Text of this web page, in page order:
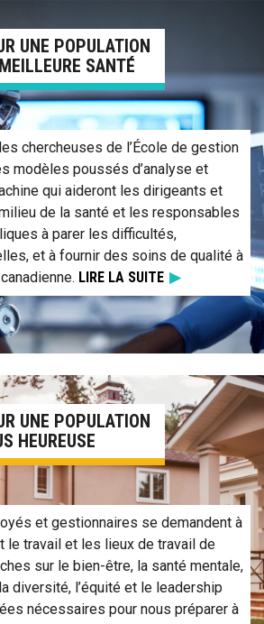
pour une population plus en
UNE POPULATION
SANTÉ
chercheuses de l’École de gestion
modèles poussés d’analyse et
qui aideront les dirigeants et
de la santé et les responsables
à parer les difficultés,
et à fournir des soins de qualité à
LIRE LA SUITE
pour une population plus
UNE POPULATION
HEUREUSE
et gestionnaires se demandent à
le travail et les lieux de travail de
sur le bien-être, la santé mentale,
diversité, l’équité et le leadership
nécessaires pour nous préparer à